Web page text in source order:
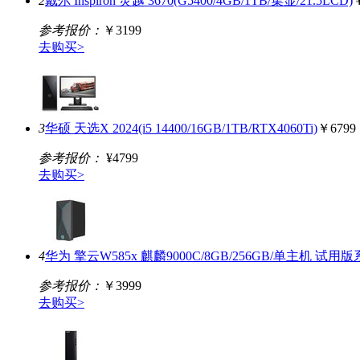
参考报价： ￥3199
去购买>
3华硕 天选X 2024(i5 14400/16GB/1TB/RTX4060Ti) ￥6799
参考报价： ¥4799
去购买>
4华为 擎云W585x 麒麟9000C/8GB/256GB/单主机 试用版
参考报价： ￥3999
去购买>